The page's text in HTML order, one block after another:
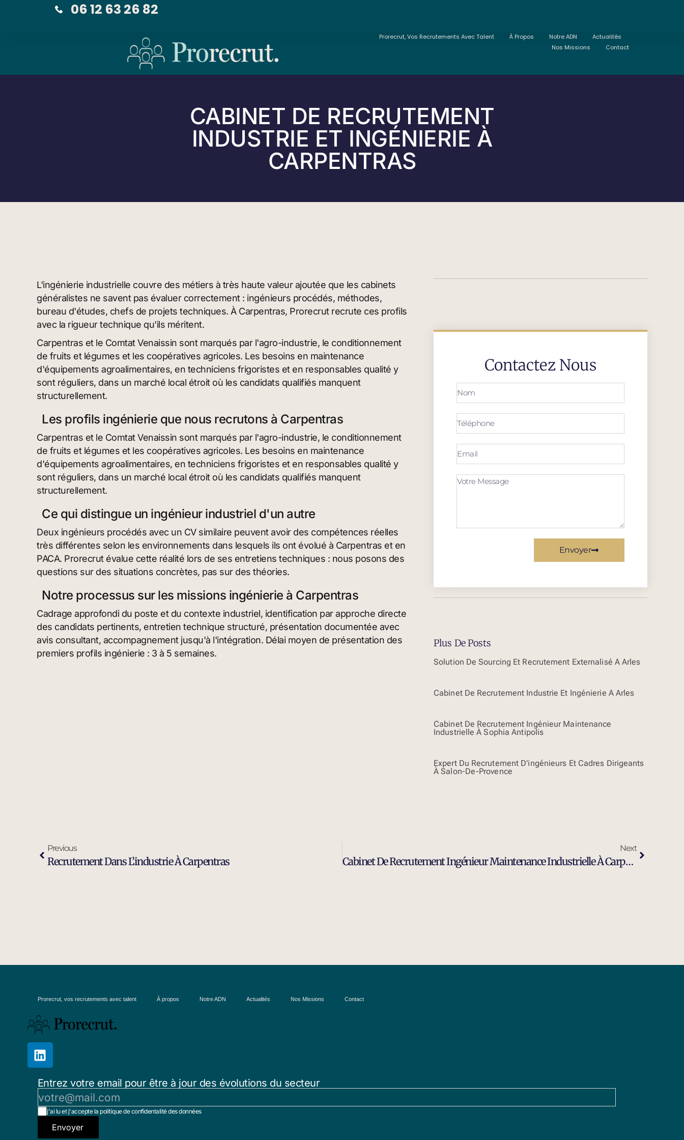
06 12 63 26 82
Prorecrut, Vos Recrutements Avec Talent À Propos Notre ADN
Actualités
Nos Missions
Contact
CABINET DE RECRUTEMENT
INDUSTRIE ET INGÉNIERIE À
CARPENTRAS
L'ingénierie industrielle couvre des métiers à très haute valeur ajoutée que les cabinets
généralistes ne savent pas évaluer correctement : ingénieurs procédés, méthodes,
bureau d'études, chefs de projets techniques. À Carpentras, Prorecrut recrute ces profils
avec la rigueur technique qu'ils méritent.
Carpentras et le Comtat Venaissin sont marqués par l'agro-industrie, le conditionnement
de fruits et légumes et les coopératives agricoles. Les besoins en maintenance
d'équipements agroalimentaires, en techniciens frigoristes et en responsables qualité y
sont réguliers, dans un marché local étroit où les candidats qualifiés manquent
structurellement.
Les profils ingénierie que nous recrutons à Carpentras
Carpentras et le Comtat Venaissin sont marqués par l'agro-industrie, le conditionnement
de fruits et légumes et les coopératives agricoles. Les besoins en maintenance
d'équipements agroalimentaires, en techniciens frigoristes et en responsables qualité y
sont réguliers, dans un marché local étroit où les candidats qualifiés manquent
structurellement.
Ce qui distingue un ingénieur industriel d'un autre
Deux ingénieurs procédés avec un CV similaire peuvent avoir des compétences réelles
très différentes selon les environnements dans lesquels ils ont évolué à Carpentras et en
PACA. Prorecrut évalue cette réalité lors de ses entretiens techniques : nous posons des
questions sur des situations concrètes, pas sur des théories.
Notre processus sur les missions ingénierie à Carpentras
Cadrage approfondi du poste et du contexte industriel, identification par approche directe
des candidats pertinents, entretien technique structuré, présentation documentée avec
avis consultant, accompagnement jusqu'à l'intégration. Délai moyen de présentation des
premiers profils ingénierie : 3 à 5 semaines.
Contactez Nous
Envoyer
Plus De Posts
Solution De Sourcing Et Recrutement Externalisé À Arles
Cabinet De Recrutement Industrie Et Ingénierie À Arles
Cabinet De Recrutement Ingénieur Maintenance
Industrielle À Sophia Antipolis
Expert Du Recrutement D’ingénieurs Et Cadres Dirigeants
À Salon-De-Provence
Previous
Recrutement Dans L’industrie À Carpentras
Next
Cabinet De Recrutement Ingénieur Maintenance Industrielle À Carpentras
Prorecrut, vos recrutements avec talent À propos Notre ADN Actualités Nos Missions Contact
Entrez votre email pour être à jour des évolutions du secteur
j'ai lu et j'accepte la politique de confidentalité des données
Envoyer